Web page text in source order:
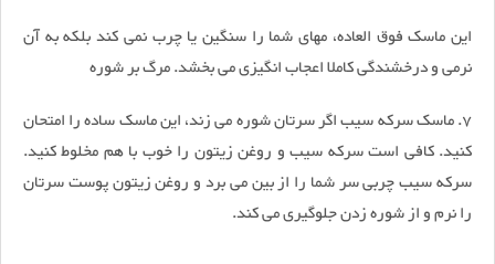
این ماسک فوق العاده، مهای شما را سنگین یا چرب نمی کند بلکه به آن
نرمی و درخشندگی کاملا اعجاب انگیزی می بخشد. مرگ بر شوره
7. ماسک سرکه سیب اگر سرتان شوره می زند، این ماسک ساده را امتحان
کنید. کافی است سرکه سیب و روغن زیتون را خوب با هم مخلوط کنید.
سرکه سیب چربی سر شما را از بین می برد و روغن زیتون پوست سرتان
را نرم و از شوره زدن جلوگیری می کند.